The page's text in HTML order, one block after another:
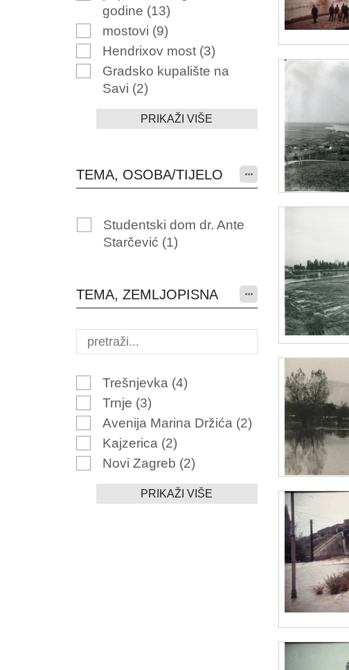
godine (13)
mostovi (9)
Hendrixov most (3)
Gradsko kupalište na
Savi (2)
PRIKAŽI VIŠE
TEMA, OSOBA/TIJELO
Studentski dom dr. Ante
Starčević (1)
TEMA, ZEMLJOPISNA
Trešnjevka (4)
Trnje (3)
Avenija Marina Držića (2)
Kajzerica (2)
Novi Zagreb (2)
PRIKAŽI VIŠE